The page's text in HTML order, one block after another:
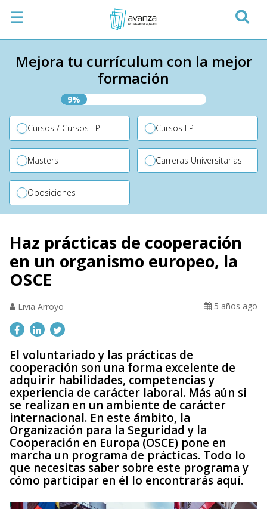
☰
Mejora tu currículum con la mejor
formación
9%
Cursos / Cursos FP Cursos FP
Masters Carreras Universitarias
Oposiciones
Haz prácticas de cooperación
en un organismo europeo, la
OSCE
Livia Arroyo 5 años ago
El voluntariado y las prácticas de
cooperación son una forma excelente de
adquirir habilidades, competencias y
experiencia de carácter laboral. Más aún si
se realizan en un ambiente de carácter
internacional. En este ámbito, la
Organización para la Seguridad y la
Cooperación en Europa (OSCE) pone en
marcha un programa de prácticas. Todo lo
que necesitas saber sobre este programa y
cómo participar en él lo encontrarás aquí.